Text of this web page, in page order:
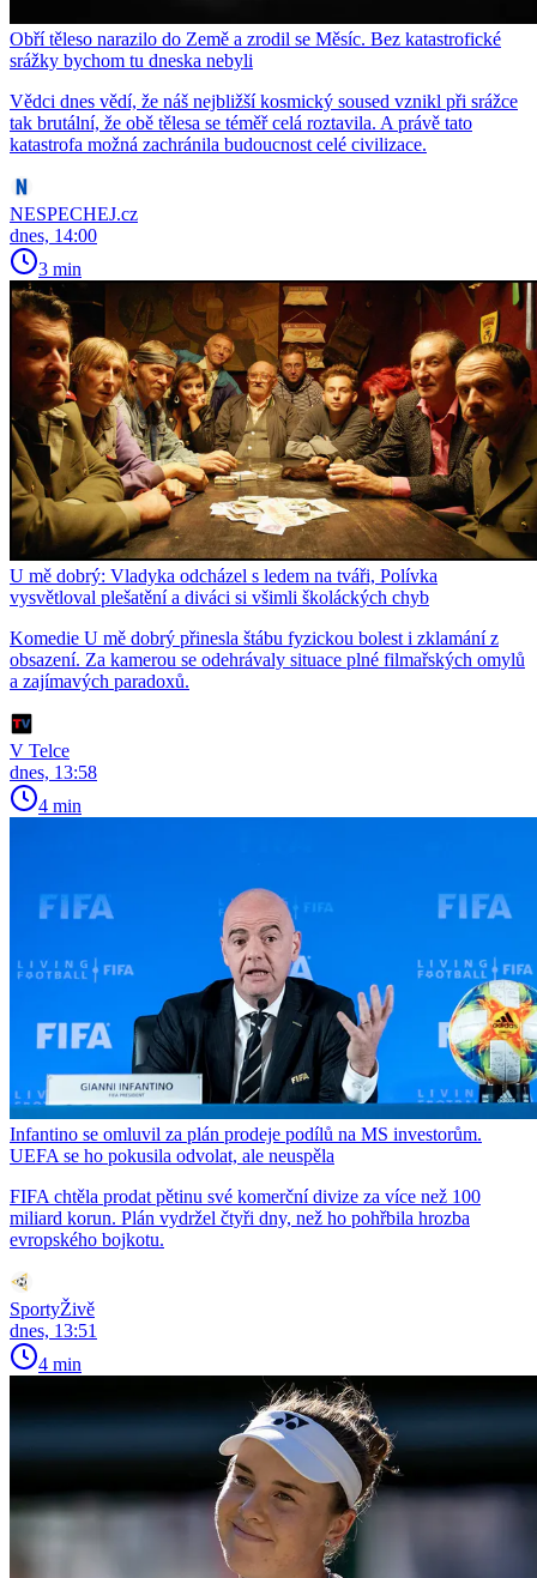
Obří těleso narazilo do Země a zrodil se Měsíc. Bez katastrofické
srážky bychom tu dneska nebyli
Vědci dnes vědí, že náš nejbližší kosmický soused vznikl při srážce
tak brutální, že obě tělesa se téměř celá roztavila. A právě tato
katastrofa možná zachránila budoucnost celé civilizace.
NESPECHEJ.cz
dnes, 14:00
3 min
U mě dobrý: Vladyka odcházel s ledem na tváři, Polívka
vysvětloval plešatění a diváci si všimli školáckých chyb
Komedie U mě dobrý přinesla štábu fyzickou bolest i zklamání z
obsazení. Za kamerou se odehrávaly situace plné filmařských omylů
a zajímavých paradoxů.
V Telce
dnes, 13:58
4 min
Infantino se omluvil za plán prodeje podílů na MS investorům.
UEFA se ho pokusila odvolat, ale neuspěla
FIFA chtěla prodat pětinu své komerční divize za více než 100
miliard korun. Plán vydržel čtyři dny, než ho pohřbila hrozba
evropského bojkotu.
SportyŽivě
dnes, 13:51
4 min